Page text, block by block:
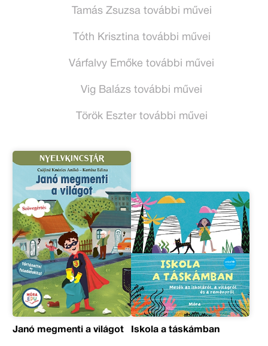
Tamás Zsuzsa további művei
Tóth Krisztina további művei
Várfalvy Emőke további művei
Vig Balázs további művei
Török Eszter további művei
Janó megmenti a világot Iskola a táskámban